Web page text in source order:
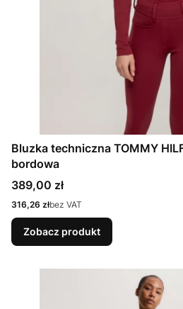
Bluzka techniczna TOMMY
bordowa
Cena
389,00 zł
Cena
316,26 złbez VAT
Zobacz produkt